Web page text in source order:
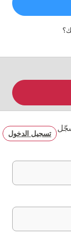
تسجيل الدخول